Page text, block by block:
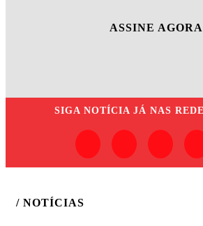
ASSINE AGORA
SIGA NOTÍCIA JÁ NAS
/ NOTÍCIAS